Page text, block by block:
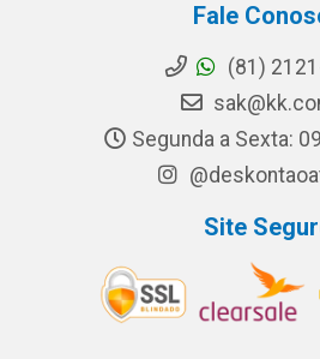
Fale
(81)
Segunda a Sexta:
Site